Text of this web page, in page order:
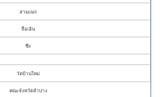
สามเณร
จื่อเอิน
ซึง
วัดบ้านใหม่
คณะจังหวัดลำปาง